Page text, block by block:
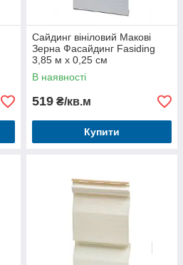
Сайдинг вініловий Макові
Зерна Фасайдинг Fasiding
3,85 м х 0,25 см
В наявності
519 ₴/кв.м
Купити